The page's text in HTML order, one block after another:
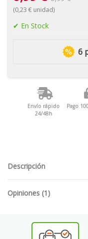
(0,23 € unidad)
En Stock
6
Envío rápido
24/48h
Pago
Descripción
Opiniones (1)